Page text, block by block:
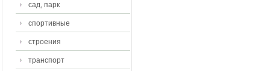
сад, парк
спортивные
строения
транспорт